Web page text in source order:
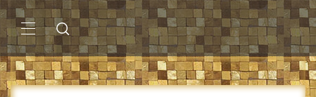
Sari
la
conținutMENIU
PRINCIPAL